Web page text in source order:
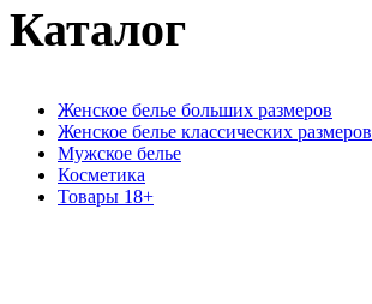
Каталог
Женское белье больших размеров
Женское белье классических размеров
Мужское белье
Косметика
Товары 18+